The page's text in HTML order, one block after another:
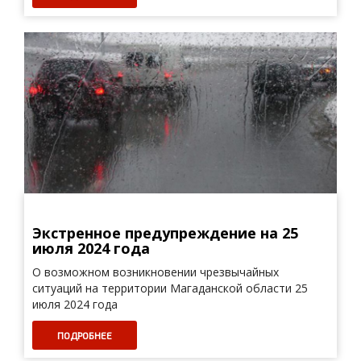
Экстренное предупреждение на 25
июля 2024 года
О возможном возникновении чрезвычайных
ситуаций на территории Магаданской области 25
июля 2024 года
ПОДРОБНЕЕ